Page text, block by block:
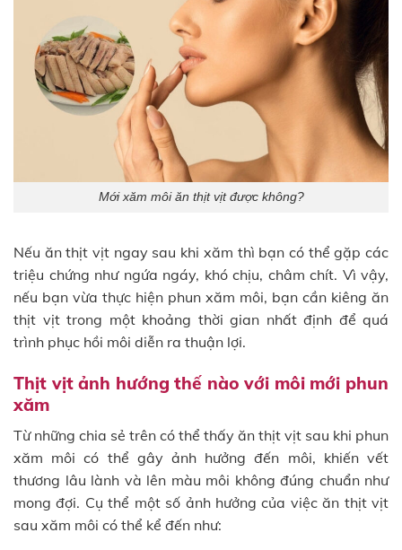
Mới xăm môi ăn thịt vịt được không?
Nếu ăn thịt vịt ngay sau khi xăm thì bạn có thể gặp các
triệu chứng như ngứa ngáy, khó chịu, châm chít. Vì vậy,
nếu bạn vừa thực hiện phun xăm môi, bạn cần kiêng ăn
thịt vịt trong một khoảng thời gian nhất định để quá
trình phục hồi môi diễn ra thuận lợi.
Thịt vịt ảnh hướng thế nào với môi mới phun
xăm
Từ những chia sẻ trên có thể thấy ăn thịt vịt sau khi phun
xăm môi có thể gây ảnh hưởng đến môi, khiến vết
thương lâu lành và lên màu môi không đúng chuẩn như
mong đợi. Cụ thể một số ảnh hưởng của việc ăn thịt vịt
sau xăm môi có thể kể đến như: